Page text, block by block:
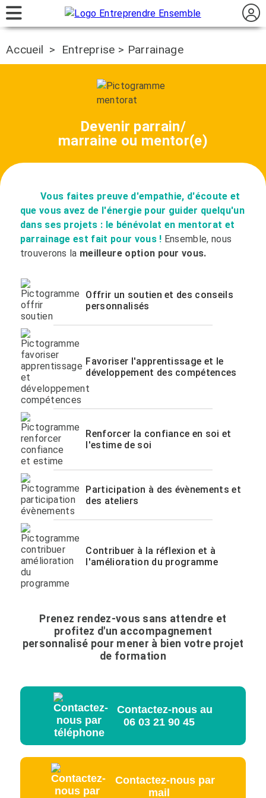
Accueil > Entreprise > Parrainage
Devenir parrain/
marraine ou mentor(e)
Vous faites preuve d'empathie, d'écoute et
que vous avez de l'énergie pour guider quelqu'un
dans ses projets : le bénévolat en mentorat et
parrainage est fait pour vous ! Ensemble, nous
trouverons la meilleure option pour vous.
Offrir un soutien et des conseils
personnalisés
Favoriser l'apprentissage et le
développement des compétences
Renforcer la confiance en soi et
l'estime de soi
Participation à des évènements et
des ateliers
Contribuer à la réflexion et à
l'amélioration du programme
Prenez rendez-vous sans attendre et
profitez d'un accompagnement
personnalisé pour mener à bien votre projet
de formation
Contactez-nous au
06 03 21 90 45
Contactez-nous par
mail